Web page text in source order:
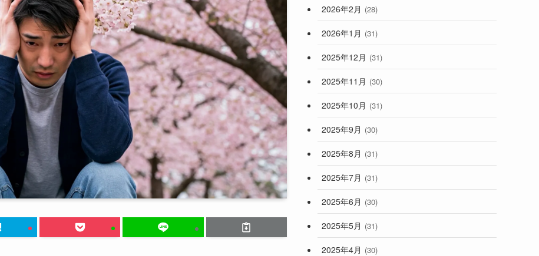
2026年2月 (28)
2026年1月 (31)
2025年12月 (31)
2025年11月 (30)
2025年10月 (31)
2025年9月 (30)
2025年8月 (31)
2025年7月 (31)
2025年6月 (30)
2025年5月 (31)
2025年4月 (30)